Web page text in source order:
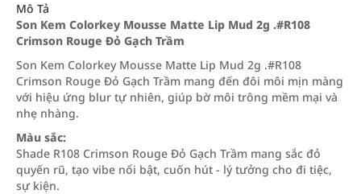
Mô Tả
Son Kem Colorkey Mousse Matte Lip Mud 2g .#R108
Crimson Rouge Đỏ Gạch Trầm
Son Kem Colorkey Mousse Matte Lip Mud 2g .#R108
Crimson Rouge Đỏ Gạch Trầm mang đến đôi môi mịn màng
với hiệu ứng blur tự nhiên, giúp bờ môi trông mềm mại và
nhẹ nhàng.
Màu sắc:
Shade R108 Crimson Rouge Đỏ Gạch Trầm mang sắc đỏ
quyến rũ, tạo vibe nổi bật, cuốn hút - lý tưởng cho đi tiệc,
sự kiện.